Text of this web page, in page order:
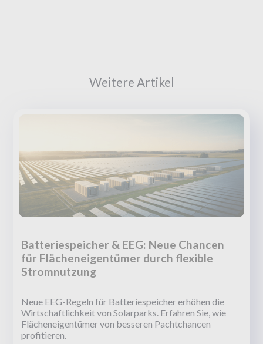
Weitere Artikel
Batteriespeicher & EEG: Neue Chancen
für Flächeneigentümer durch flexible
Stromnutzung
Neue EEG-Regeln für Batteriespeicher erhöhen die
Wirtschaftlichkeit von Solarparks. Erfahren Sie, wie
Flächeneigentümer von besseren Pachtchancen
profitieren.